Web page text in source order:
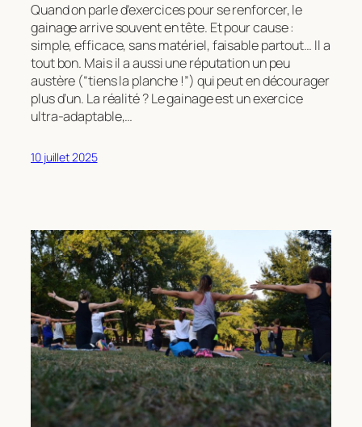
Quand on parle d’exercices pour se renforcer, le
gainage arrive souvent en tête. Et pour cause :
simple, efficace, sans matériel, faisable partout… Il a
tout bon. Mais il a aussi une réputation un peu
austère (“tiens la planche !”) qui peut en décourager
plus d’un. La réalité ? Le gainage est un exercice
ultra-adaptable,…
10 juillet 2025